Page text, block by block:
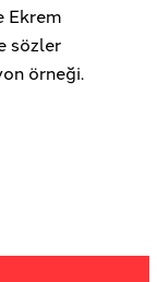
Ekrem
sözler
örneği.